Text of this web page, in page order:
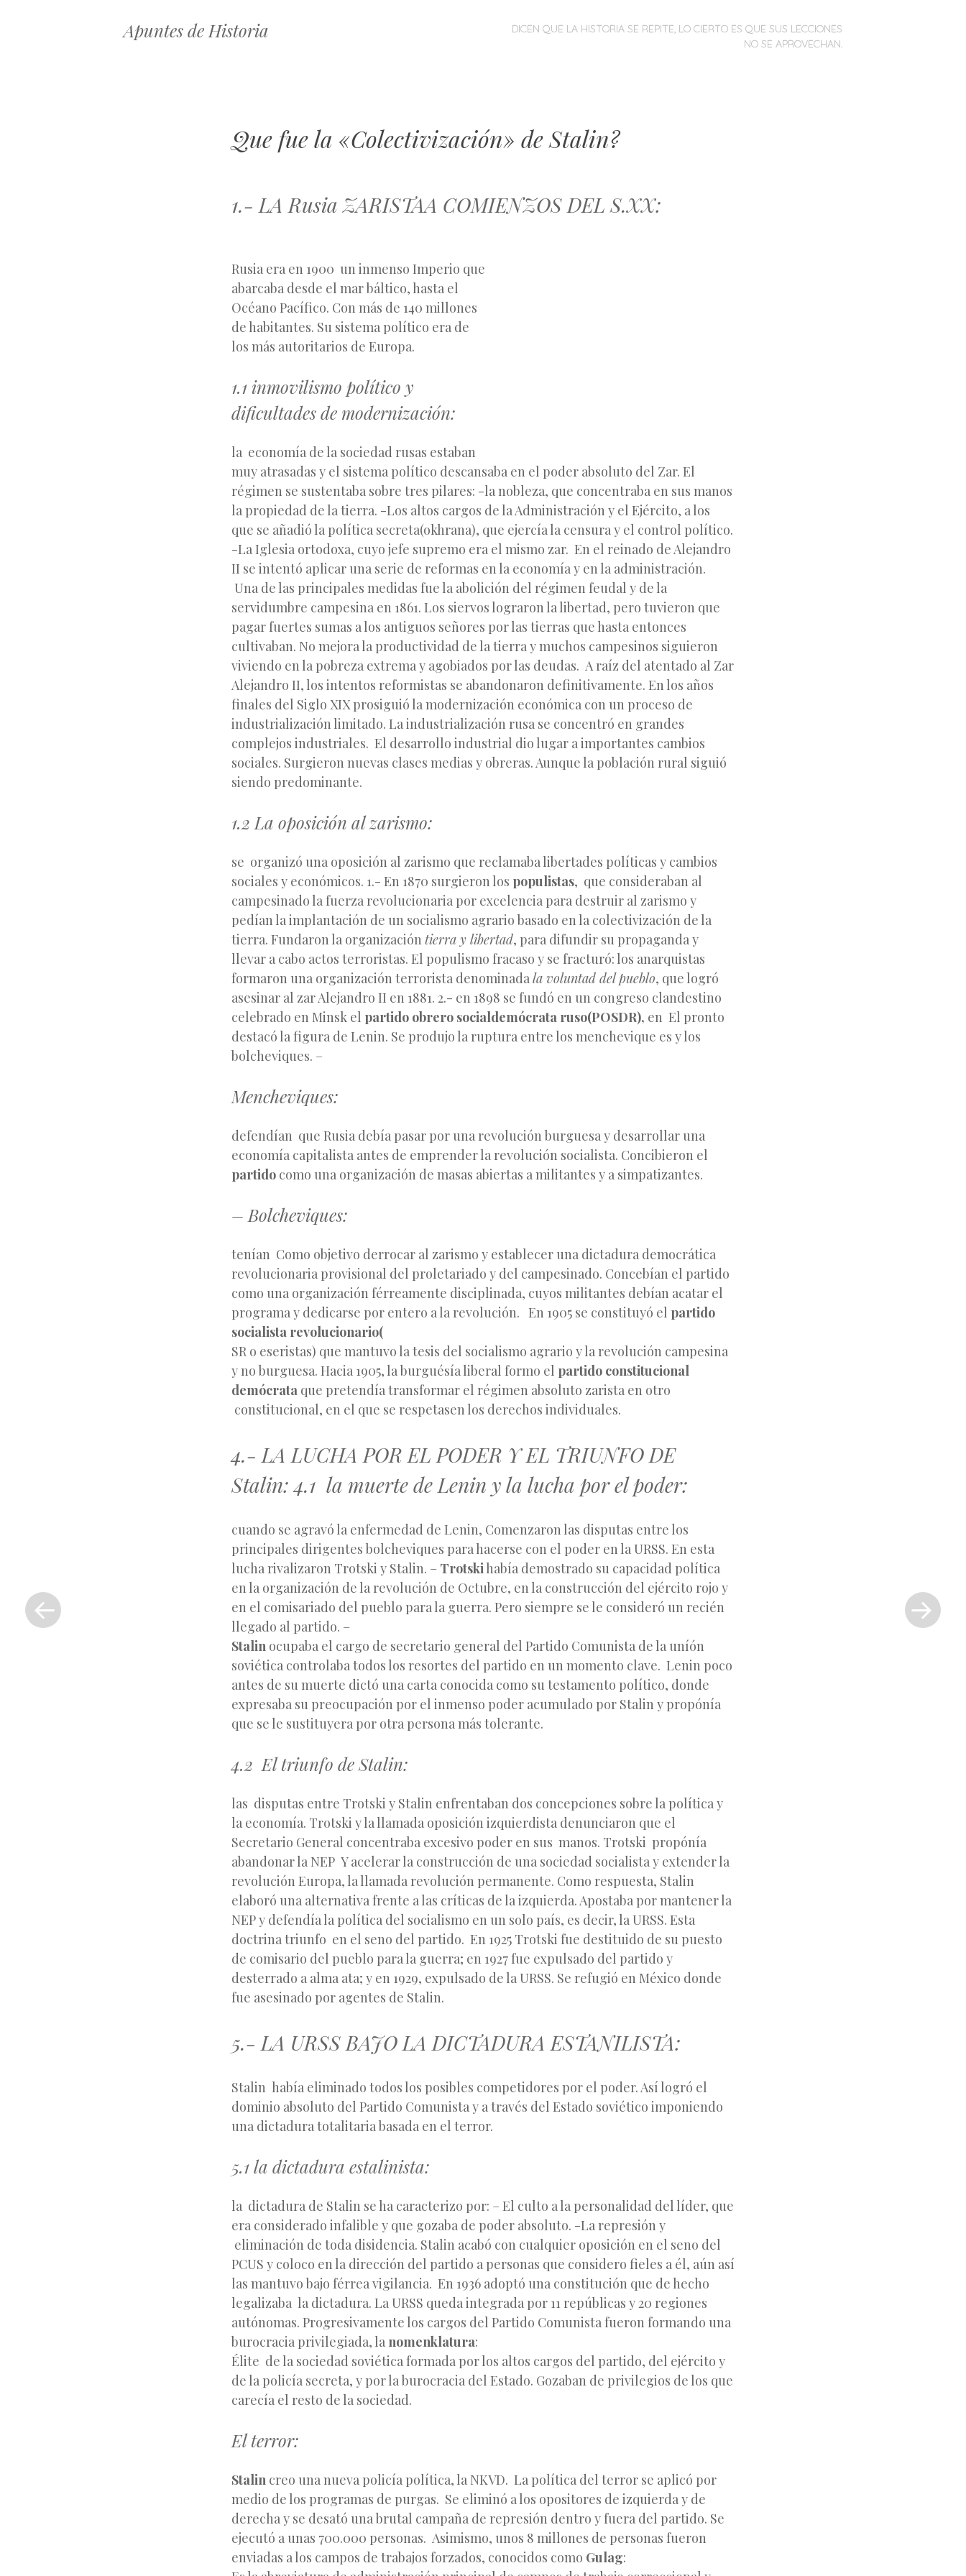
Apuntes de Historia MENÚ
SALTARDICEN QUE LA HISTORIA SE REPITE, LO CIERTO ES QUE SUS LECCIONES
NO SE APROVECHAN.
Que fue la «Colectivización» de Stalin?
1.- LA Rusia ZARISTAA COMIENZOS DEL S.XX:
Rusia era en 1900 un inmenso Imperio que
abarcaba desde el mar báltico, hasta el
Océano Pacífico. Con más de 140 millones
de habitantes. Su sistema político era de
los más autoritarios de Europa.
1.1 inmovilismo político y
dificultades de modernización:
la economía de la sociedad rusas estaban
muy atrasadas y el sistema político descansaba en el poder absoluto del Zar. El
régimen se sustentaba sobre tres pilares: -la nobleza, que concentraba en sus manos
la propiedad de la tierra. -Los altos cargos de la Administración y el Ejército, a los
que se añadió la política secreta(okhrana), que ejercía la censura y el control político.
-La Iglesia ortodoxa, cuyo jefe supremo era el mismo zar. En el reinado de Alejandro
II se intentó aplicar una serie de reformas en la economía y en la administración.
Una de las principales medidas fue la abolición del régimen feudal y de la
servidumbre campesina en 1861. Los siervos lograron la libertad, pero tuvieron que
pagar fuertes sumas a los antiguos señores por las tierras que hasta entonces
cultivaban. No mejora la productividad de la tierra y muchos campesinos siguieron
viviendo en la pobreza extrema y agobiados por las deudas. A raíz del atentado al Zar
Alejandro II, los intentos reformistas se abandonaron definitivamente. En los años
finales del Siglo XIX prosiguió la modernización económica con un proceso de
industrialización limitado. La industrialización rusa se concentró en grandes
complejos industriales. El desarrollo industrial dio lugar a importantes cambios
sociales. Surgieron nuevas clases medias y obreras. Aunque la población rural siguió
siendo predominante.
1.2 La oposición al zarismo:
se organizó una oposición al zarismo que reclamaba libertades políticas y cambios
sociales y económicos. 1.- En 1870 surgieron los populistas, que consideraban al
campesinado la fuerza revolucionaria por excelencia para destruir al zarismo y
pedían la implantación de un socialismo agrario basado en la colectivización de la
tierra. Fundaron la organización tierra y libertad, para difundir su propaganda y
llevar a cabo actos terroristas. El populismo fracaso y se fracturó: los anarquistas
formaron una organización terrorista denominadala voluntad del pueblo, que logró
asesinar al zar Alejandro II en 1881. 2.- en 1898 se fundó en un congreso clandestino
celebrado en Minsk el partido obrero socialdemócrata ruso(POSDR), en El pronto
destacó la figura de Lenin. Se produjo la ruptura entre los menchevique es y los
bolcheviques. –
Mencheviques:
defendían que Rusia debía pasar por una revolución burguesa y desarrollar una
economía capitalista antes de emprender la revolución socialista. Concibieron el
partido como una organización de masas abiertas a militantes y a simpatizantes.
– Bolcheviques:
tenían Como objetivo derrocar al zarismo y establecer una dictadura democrática
revolucionaria provisional del proletariado y del campesinado. Concebían el partido
como una organización férreamente disciplinada, cuyos militantes debían acatar el
programa y dedicarse por entero a la revolución. En 1905 se constituyó el partido
socialista revolucionario(
SR o eseristas) que mantuvo la tesis del socialismo agrario y la revolución campesina
y no burguesa. Hacia 1905, la burguésía liberal formo el partido constitucional
demócrata que pretendía transformar el régimen absoluto zarista en otro
constitucional, en el que se respetasen los derechos individuales.
4.- LA LUCHA POR EL PODER Y EL TRIUNFO DE
Stalin: 4.1 la muerte de Lenin y la lucha por el poder:
cuando se agravó la enfermedad de Lenin, Comenzaron las disputas entre los
principales dirigentes bolcheviques para hacerse con el poder en la URSS. En esta
lucha rivalizaron Trotski y Stalin. – Trotskihabía demostrado su capacidad política
en la organización de la revolución de Octubre, en la construcción del ejército rojo y
en el comisariado del pueblo para la guerra. Pero siempre se le consideró un recién
llegado al partido. –
Stalin ocupaba el cargo de secretario general del Partido Comunista de la uníón
soviética controlaba todos los resortes del partido en un momento clave. Lenin poco
antes de su muerte dictó una carta conocida como su testamento político, donde
expresaba su preocupación por el inmenso poder acumulado por Stalin y propónía
que se le sustituyera por otra persona más tolerante.
4.2 El triunfo de Stalin:
las disputas entre Trotski y Stalin enfrentaban dos concepciones sobre la política y
la economía. Trotski y la llamada oposición izquierdista denunciaron que el
Secretario General concentraba excesivo poder en sus manos. Trotski propónía
abandonar la NEP Y acelerar la construcción de una sociedad socialista y extender la
revolución Europa, la llamada revolución permanente. Como respuesta, Stalin
elaboró una alternativa frente a las críticas de la izquierda. Apostaba por mantener la
NEP y defendía la política del socialismo en un solo país, es decir, la URSS. Esta
doctrina triunfo en el seno del partido. En 1925 Trotski fue destituido de su puesto
de comisario del pueblo para la guerra; en 1927 fue expulsado del partido y
desterrado a alma ata; y en 1929, expulsado de la URSS. Se refugió en México donde
fue asesinado por agentes de Stalin.
5.- LA URSS BAJO LA DICTADURA ESTANILISTA:
Stalin había eliminado todos los posibles competidores por el poder. Así logró el
dominio absoluto del Partido Comunista y a través del Estado soviético imponiendo
una dictadura totalitaria basada en el terror.
5.1 la dictadura estalinista:
la dictadura de Stalin se ha caracterizo por: – El culto a la personalidad del líder, que
era considerado infalible y que gozaba de poder absoluto. -La represión y
eliminación de toda disidencia. Stalin acabó con cualquier oposición en el seno del
PCUS y coloco en la dirección del partido a personas que considero fieles a él, aún así
las mantuvo bajo férrea vigilancia. En 1936 adoptó una constitución que de hecho
legalizaba la dictadura. La URSS queda integrada por 11 repúblicas y 20 regiones
autónomas. Progresivamente los cargos del Partido Comunista fueron formando una
burocracia privilegiada, la nomenklatura:
Élite de la sociedad soviética formada por los altos cargos del partido, del ejército y
de la policía secreta, y por la burocracia del Estado. Gozaban de privilegios de los que
carecía el resto de la sociedad.
El terror:
Stalin creo una nueva policía política, la NKVD. La política del terror se aplicó por
medio de los programas de purgas. Se eliminó a los opositores de izquierda y de
derecha y se desató una brutal campaña de represión dentro y fuera del partido. Se
ejecutó a unas 700.000 personas. Asimismo, unos 8 millones de personas fueron
enviadas a los campos de trabajos forzados, conocidos como Gulag:
Entrada
anterior
entrada